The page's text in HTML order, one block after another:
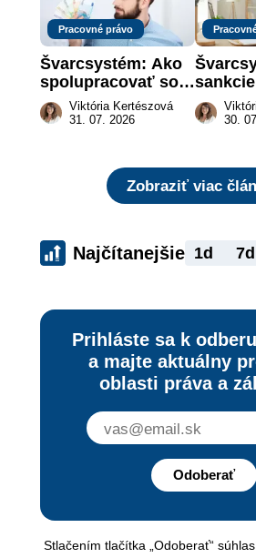
Pracovné právo
Švarcsystém: Ako
spolupracovať so
živnostníkom
legálne a bez
Viktória Kertészová
31. 07. 2026
a
zaplatiť
30.
Zobraziť viac
Najčítanejšie 1d 7d
Prihláste sa k
a majte aktuálny
oblasti práva a
Odoberať
Stlačením tlačítka „Odoberať“